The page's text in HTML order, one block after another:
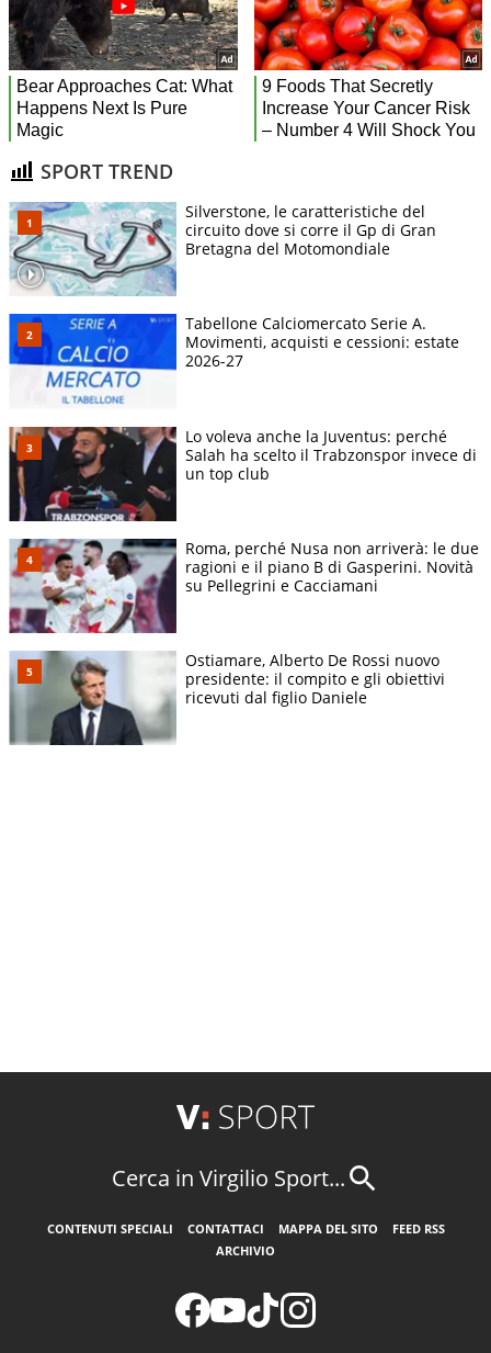
SPORT TREND
Silverstone, le caratteristiche del
circuito dove si corre il Gp di Gran
Bretagna del Motomondiale
Tabellone Calciomercato Serie A.
Movimenti, acquisti e cessioni: estate
2026-27
Lo voleva anche la Juventus: perché
Salah ha scelto il Trabzonspor invece di
un top club
Roma, perché Nusa non arriverà: le due
ragioni e il piano B di Gasperini. Novità
su Pellegrini e Cacciamani
Ostiamare, Alberto De Rossi nuovo
presidente: il compito e gli obiettivi
ricevuti dal figlio Daniele
Cerca in Virgilio Sport...
CONTENUTI SPECIALI CONTATTACI MAPPA DEL SITO
FEED RSS
ARCHIVIO